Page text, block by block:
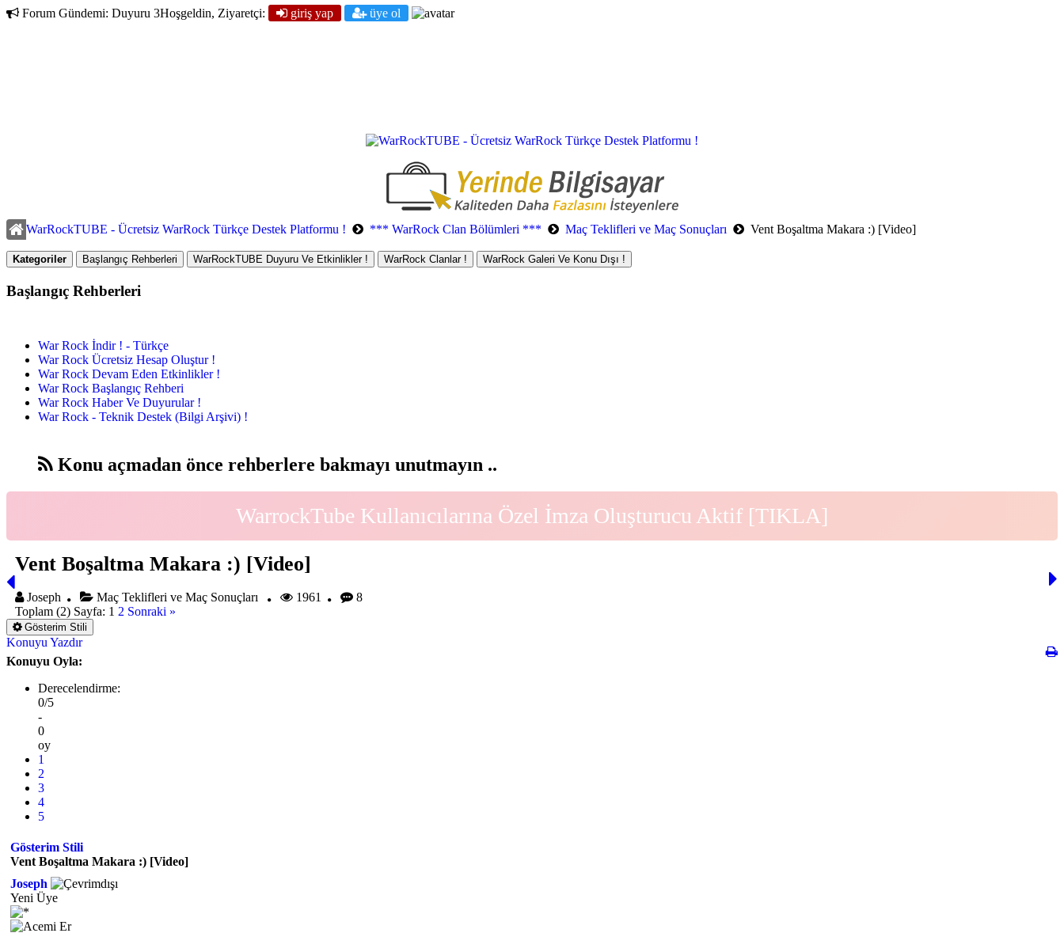
Forum Gündemi: Duyuru 3Hoşgeldin, Ziyaretçi: giriş yap üye ol
WarRockTUBE - Ücretsiz WarRock Türkçe Destek Platformu ! *** WarRock Clan Bölümleri *** Maç Teklifleri ve Maç Sonuçları Vent Boşaltma Makara :) [Video]
Kategoriler Başlangıç Rehberleri WarRockTUBE Duyuru Ve Etkinlikler ! WarRock Clanlar ! WarRock Galeri Ve Konu Dışı !
Başlangıç Rehberleri
War Rock İndir ! - Türkçe
War Rock Ücretsiz Hesap Oluştur !
War Rock Devam Eden Etkinlikler !
War Rock Başlangıç Rehberi
War Rock Haber Ve Duyurular !
War Rock - Teknik Destek (Bilgi Arşivi) !
Konu açmadan önce rehberlere bakmayı unutmayın ..
WarrockTube Kullanıcılarına Özel İmza Oluşturucu Aktif [TIKLA]
Vent Boşaltma Makara :) [Video]
Joseph Maç Teklifleri ve Maç Sonuçları 1961
8
Toplam (2) Sayfa: 1 2 Sonraki »
Gösterim Stili
Konuyu Yazdır
Konuyu Oyla:
Derecelendirme:
0/5
-
0
oy
1
2
3
4
5
Gösterim Stili
Vent Boşaltma Makara :) [Video]
Joseph
Yeni Üye